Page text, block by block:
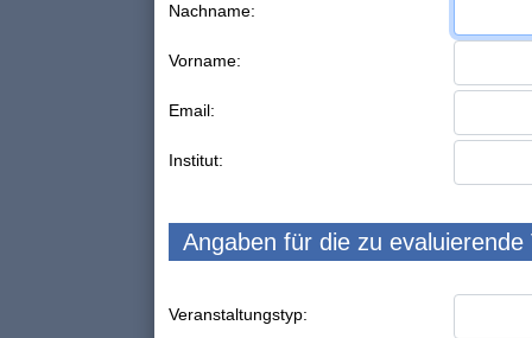
Nachname:
Vorname:
Email:
Institut:
Angaben für die zu evaluierende
Veranstaltungstyp: